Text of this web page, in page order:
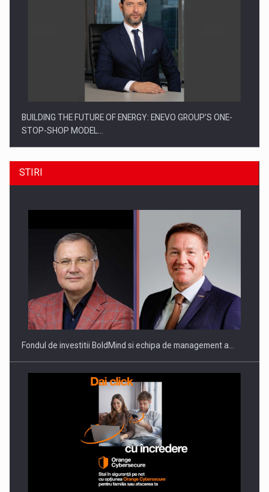
BUILDING THE FUTURE OF ENERGY: ENEVO GROUP’S ONE-
STOP-SHOP MODEL…
ROOTED IN ROMANIA, BUILT TO DELIVER TECHNOLOGY FOR
THE…
PUTTING ROMANIAN CORPORATE COMPANIES ON THE
INTERNATIONAL BUSINESS SCENE
STIRI
Fondul de investitii BoldMind si echipa de management a…